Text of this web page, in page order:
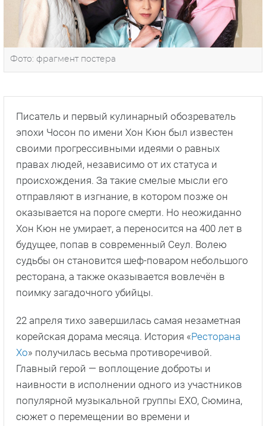
Фото: фрагмент постера
Писатель и первый кулинарный обозреватель
эпохи Чосон по имени Хон Кюн был известен
своими прогрессивными идеями о равных
правах людей, независимо от их статуса и
происхождения. За такие смелые мысли его
отправляют в изгнание, в котором позже он
оказывается на пороге смерти. Но неожиданно
Хон Кюн не умирает, а переносится на 400 лет в
будущее, попав в современный Сеул. Волею
судьбы он становится шеф-поваром небольшого
ресторана, а также оказывается вовлечён в
поимку загадочного убийцы.
22 апреля тихо завершилась самая незаметная
корейская дорама месяца. История «Ресторана
Хо» получилась весьма противоречивой.
Главный герой — воплощение доброты и
наивности в исполнении одного из участников
популярной музыкальной группы EXO, Сюмина,
сюжет о перемещении во времени и